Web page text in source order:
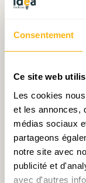
Consentement
Ce site web
Les cookies
et les annonces,
médias sociaux
partageons
notre site avec
publicité et
avec d'autres
[1]Aparté:
français
« Death in a
qui, «
frontières du
[2]Pour
du foncier,